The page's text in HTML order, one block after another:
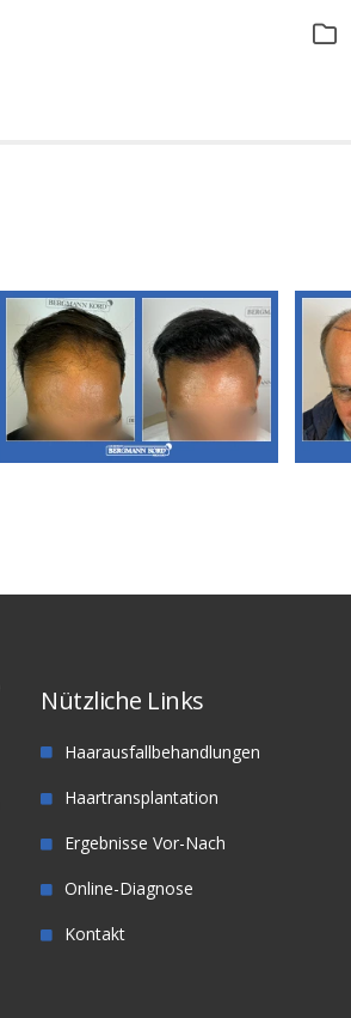
M3. FUE
Nützliche Links
Haarausfallbehandlungen
Haartransplantation
Ergebnisse Vor-Nach
Online-Diagnose
Kontakt